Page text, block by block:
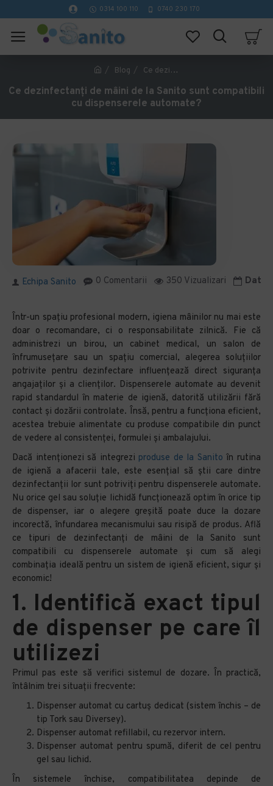
0314 100 110 0740 230 170
Blog Ce dezinfectanți de mâini de la Sanito sunt compatibili cu dispenserele automate?
Ce dezinfectanți de mâini de la Sanito sunt compatibili
cu dispenserele automate?
Echipa Sanito 0 Comentarii 350 Vizualizari Data
Într-un spațiu profesional modern, igiena mâinilor nu mai este
doar o recomandare, ci o responsabilitate zilnică. Fie că
administrezi un birou, un cabinet medical, un salon de
înfrumusețare sau un spațiu comercial, alegerea soluțiilor
potrivite pentru dezinfectare influențează direct siguranța
angajaților și a clienților. Dispenserele automate au devenit
rapid standardul în materie de igienă, datorită utilizării fără
contact și dozării controlate. Însă, pentru a funcționa eficient,
acestea trebuie alimentate cu produse compatibile din punct
de vedere al consistenței, formulei și ambalajului.
Dacă intenționezi să integrezi produse de la Sanito în rutina
de igienă a afacerii tale, este esențial să știi care dintre
dezinfectanții lor sunt potriviți pentru dispenserele automate.
Nu orice gel sau soluție lichidă funcționează optim în orice tip
de dispenser, iar o alegere greșită poate duce la dozare
incorectă, înfundarea mecanismului sau risipă de produs. Află
ce tipuri de dezinfectanți de mâini de la Sanito sunt
compatibili cu dispenserele automate și cum să alegi
combinația ideală pentru un sistem de igienă eficient, sigur și
economic!
1. Identifică exact tipul
de dispenser pe care îl
utilizezi
Primul pas este să verifici sistemul de dozare. În practică,
întâlnim trei situații frecvente:
Dispenser automat cu cartuș dedicat (sistem închis – de
tip Tork sau Diversey).
Dispenser automat refillabil, cu rezervor intern.
Dispenser automat pentru spumă, diferit de cel pentru
gel sau lichid.
În sistemele închise, compatibilitatea depinde de